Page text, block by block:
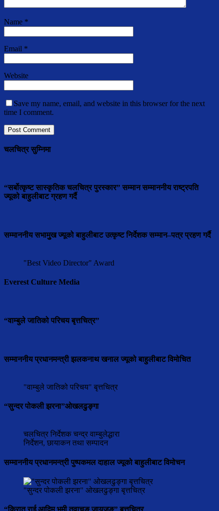
Name *
Email *
Website
Save my name, email, and website in this browser for the next
time I comment.
चलचित्र सुम्निमा
“सर्बोत्कृष्ट सास्कृतिक चलचित्र पुरस्कार” सम्मान सम्माननीय राष्ट्रपति
ज्यूको बाहुलीबाट ग्रहण गर्दै
सम्माननीय सभामुुख ज्यूको बाहुलीबाट उत्कृष्ट निर्देशक सम्मान–पत्र प्रहण गर्दै
"Best Video Director" Award
Everest Culture Media
“वाम्बुले जातिको परिचय बृत्तचित्र”
सम्माननीय प्रधानमन्त्री झलकनाथ खनाल ज्यूको बाहुलीबाट विमोचित
"वाम्बुले जातिको परिचय" बृत्तचित्र
“सुन्दर पोकली झरना”ओखलढुङ्गा
चलचित्र निर्देशक चन्द्र वाम्बुलेद्धारा
निर्देशन, छायाकन तथा सम्पादन
सम्माननीय प्रधानमन्त्री पुष्पकमल दाहाल ज्यूको बाहुलीबाट विमोचन
"सुन्दर पोकली झरना" ओखलढुङ्गा बृत्तचित्र